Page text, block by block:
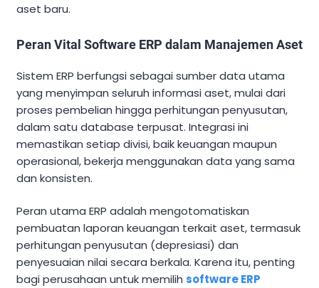
aset baru.
Peran Vital Software ERP dalam Manajemen Aset
Sistem ERP berfungsi sebagai sumber data utama
yang menyimpan seluruh informasi aset, mulai dari
proses pembelian hingga perhitungan penyusutan,
dalam satu database terpusat. Integrasi ini
memastikan setiap divisi, baik keuangan maupun
operasional, bekerja menggunakan data yang sama
dan konsisten.
Peran utama ERP adalah mengotomatiskan
pembuatan laporan keuangan terkait aset, termasuk
perhitungan penyusutan (depresiasi) dan
penyesuaian nilai secara berkala. Karena itu, penting
bagi perusahaan untuk memilih software ERP